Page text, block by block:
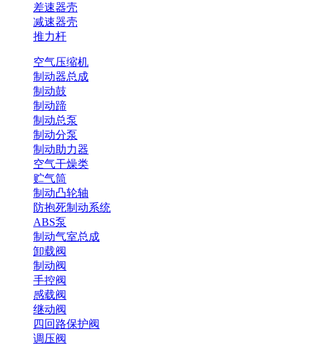
差速器壳
减速器壳
推力杆
空气压缩机
制动器总成
制动鼓
制动蹄
制动总泵
制动分泵
制动助力器
空气干燥类
贮气筒
制动凸轮轴
防抱死制动系统
ABS泵
制动气室总成
卸载阀
制动阀
手控阀
感载阀
继动阀
四回路保护阀
调压阀